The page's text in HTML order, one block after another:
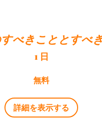
べきこととすべ
1 日
無料
詳細を表示する